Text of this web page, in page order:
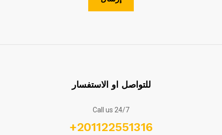
للتواصل او الاستفسار
Call us 24/7
+201122551316